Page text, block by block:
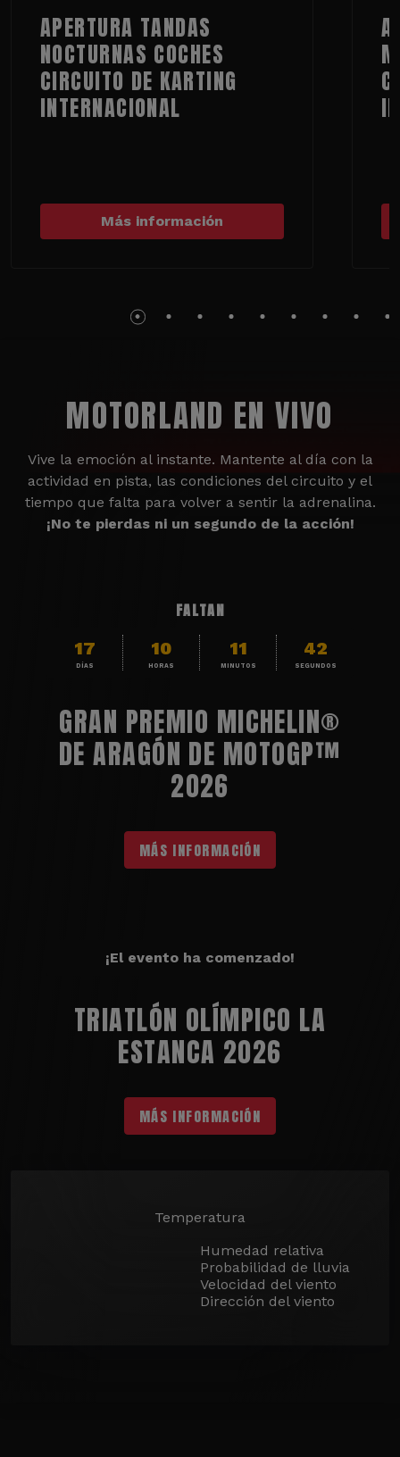
APERTURA TANDAS
NOCTURNAS COCHES
CIRCUITO DE KARTING
INTERNACIONAL
Más información
MOTORLAND EN VIVO
Vive la emoción al instante. Mantente al día con la
actividad en pista, las condiciones del circuito y el
tiempo que falta para volver a sentir la adrenalina.
¡No te pierdas ni un segundo de la acción!
FALTAN
17
DÍAS
10
HORAS
11
MINUTOS
41
SEGUNDOS
GRAN PREMIO MICHELIN®
DE ARAGÓN DE MOTOGP™
2026
MÁS INFORMACIÓN
¡El evento ha comenzado!
TRIATLÓN OLÍMPICO LA
ESTANCA 2026
MÁS INFORMACIÓN
Temperatura
Humedad relativa
Probabilidad de lluvia
Velocidad del viento
Dirección del viento